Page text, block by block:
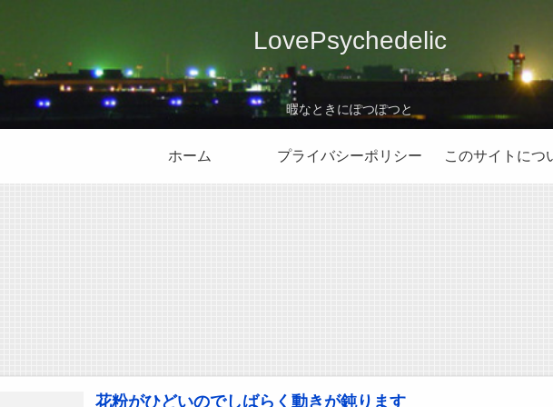
LovePsychedelic
暇なときにぽつぽつと
ホーム プライバシーポリシー このサイトにつ
花粉がひどいのでしばらく動きが鈍ります